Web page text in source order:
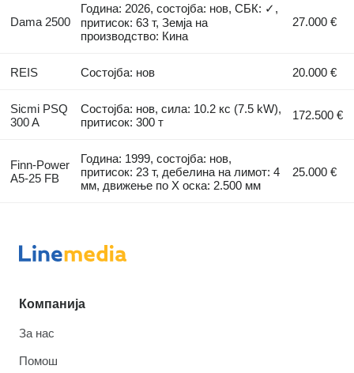
Dama 2500
Година: 2026, состојба: нов, СБК: ✓,
притисок: 63 т, Земја на
производство: Кина
27.000 €
REIS Состојба: нов 20.000 €
Sicmi PSQ
300 A
Состојба: нов, сила: 10.2 кс (7.5 kW),
притисок: 300 т
172.500 €
Finn-Power
A5-25 FB
Година: 1999, состојба: нов,
притисок: 23 т, дебелина на лимот: 4
мм, движење по Х оска: 2.500 мм
25.000 €
Компанија
За нас
Помош